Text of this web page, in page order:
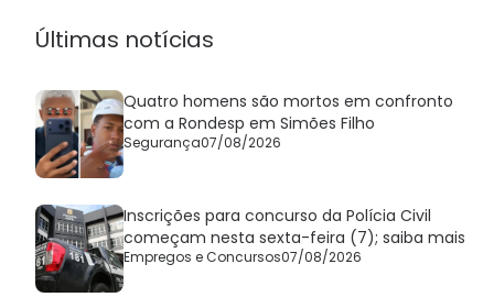
Últimas notícias
Quatro homens são mortos em confronto
com a Rondesp em Simões Filho
Segurança07/08/2026
Inscrições para concurso da Polícia Civil
começam nesta sexta-feira (7); saiba mais
Empregos e Concursos07/08/2026